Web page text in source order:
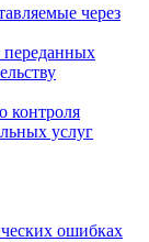
через
переданных
контроля
услуг
ошибках